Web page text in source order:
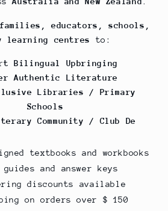
families, educators, schools,
learning centres
to:
Bilingual Upbringing
Authentic Literature
Libraries / Primary
Schools
Community / Club De
textbooks and workbooks
guides and answer keys
discounts available
on orders over $ 150